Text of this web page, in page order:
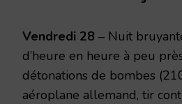
Vendredi 28 – Nuit
d’heure en heure à peu
détonations de bombes
aéroplane alle­mand, tir